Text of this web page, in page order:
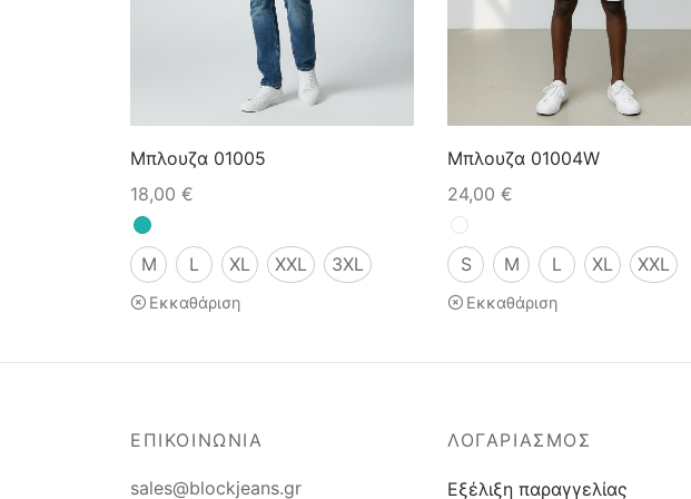
Μπλουζα 01005
18,00 €
M L XL XXL 3XL
Εκκαθάριση
Μπλουζα 01004W
24,00 €
S M L XL XXL
Εκκαθάριση
ΕΠΙΚΟΙΝΩΝΙΑ
sales@blockjeans.gr
ΛΟΓΑΡΙΑΣΜΟΣ
Εξέλιξη παραγγελίας